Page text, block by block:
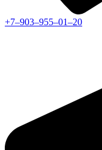
+7‒903‒955‒01‒20